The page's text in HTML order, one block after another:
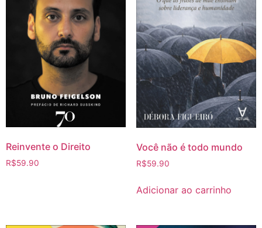
Reinvente o Direito
R$59.90
Você não é todo mundo
R$59.90
Adicionar ao carrinho